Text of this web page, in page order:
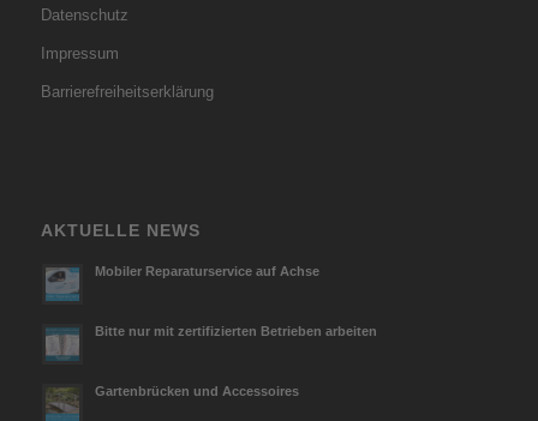
Datenschutz
Impressum
Barrierefreiheitserklärung
AKTUELLE NEWS
Mobiler Reparaturservice auf Achse
Bitte nur mit zertifizierten Betrieben arbeiten
Gartenbrücken und Accessoires